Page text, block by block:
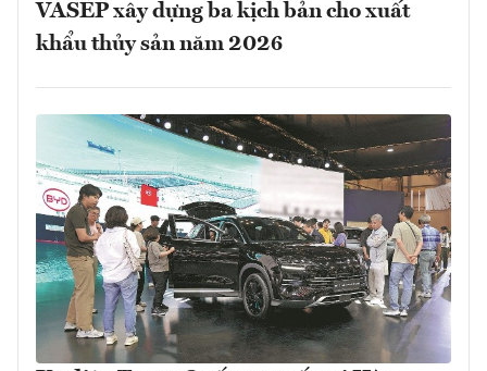
VASEP xây dựng ba kịch bản cho xuất
khẩu thủy sản năm 2026